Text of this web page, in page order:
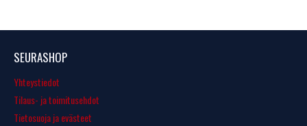
SEURASHOP
Yhteystiedot
Tilaus- ja toimitusehdot
Tietosuoja ja evästeet